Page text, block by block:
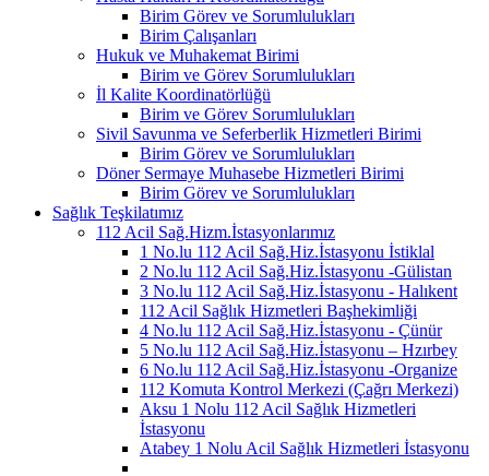
Birim Görev ve Sorumlulukları
Birim Çalışanları
Hukuk ve Muhakemat Birimi
Birim ve Görev Sorumlulukları
İl Kalite Koordinatörlüğü
Birim ve Görev Sorumlulukları
Sivil Savunma ve Seferberlik Hizmetleri Birimi
Birim Görev ve Sorumlulukları
Döner Sermaye Muhasebe Hizmetleri Birimi
Birim Görev ve Sorumlulukları
Sağlık Teşkilatımız
112 Acil Sağ.Hizm.İstasyonlarımız
1 No.lu 112 Acil Sağ.Hiz.İstasyonu İstiklal
2 No.lu 112 Acil Sağ.Hiz.İstasyonu -Gülistan
3 No.lu 112 Acil Sağ.Hiz.İstasyonu - Halıkent
112 Acil Sağlık Hizmetleri Başhekimliği
4 No.lu 112 Acil Sağ.Hiz.İstasyonu - Çünür
5 No.lu 112 Acil Sağ.Hiz.İstasyonu – Hzırbey
6 No.lu 112 Acil Sağ.Hiz.İstasyonu -Organize
112 Komuta Kontrol Merkezi (Çağrı Merkezi)
Aksu 1 Nolu 112 Acil Sağlık Hizmetleri
İstasyonu
Atabey 1 Nolu Acil Sağlık Hizmetleri İstasyonu